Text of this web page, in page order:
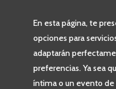
En esta página, te
opciones para
adaptarán
preferencias. Ya sea
íntima o un evento de